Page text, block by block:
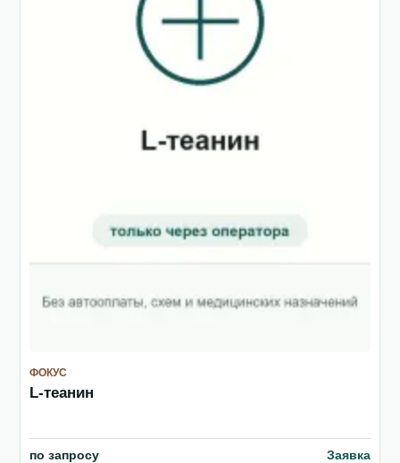
ФОКУС
L-теанин
по запросу Заявка